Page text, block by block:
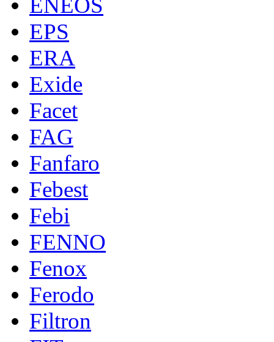
ENEOS
EPS
ERA
Exide
Facet
FAG
Fanfaro
Febest
Febi
FENNO
Fenox
Ferodo
Filtron